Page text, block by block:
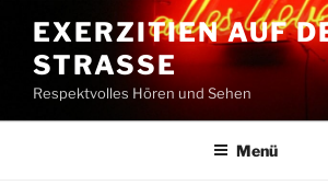
Inhalt
springen
EXERZITIEN AUF
STRASSE
Respektvolles Hören und Sehen
Menü